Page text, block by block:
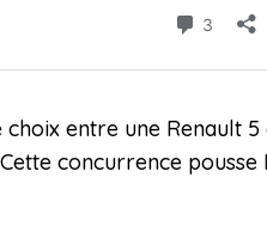
entre une Renault
concurrence